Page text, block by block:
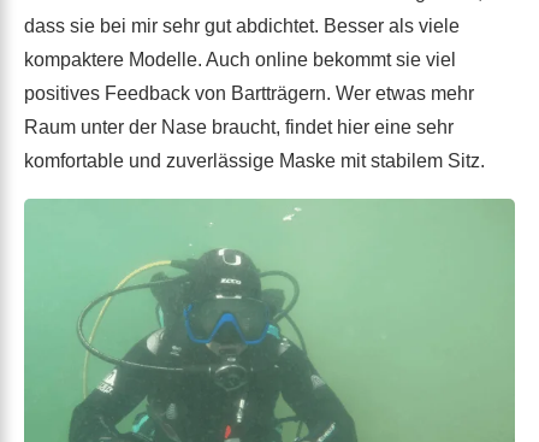
dass sie bei mir sehr gut abdichtet. Besser als viele
kompaktere Modelle. Auch online bekommt sie viel
positives Feedback von Bartträgern. Wer etwas mehr
Raum unter der Nase braucht, findet hier eine sehr
komfortable und zuverlässige Maske mit stabilem Sitz.